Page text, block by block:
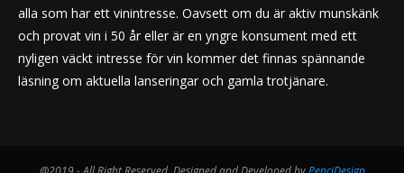
alla som har ett vinintresse. Oavsett om du är aktiv munskänk
och provat vin i 50 år eller är en yngre konsument med ett
nyligen väckt intresse för vin kommer det finnas spännande
läsning om aktuella lanseringar och gamla trotjänare.